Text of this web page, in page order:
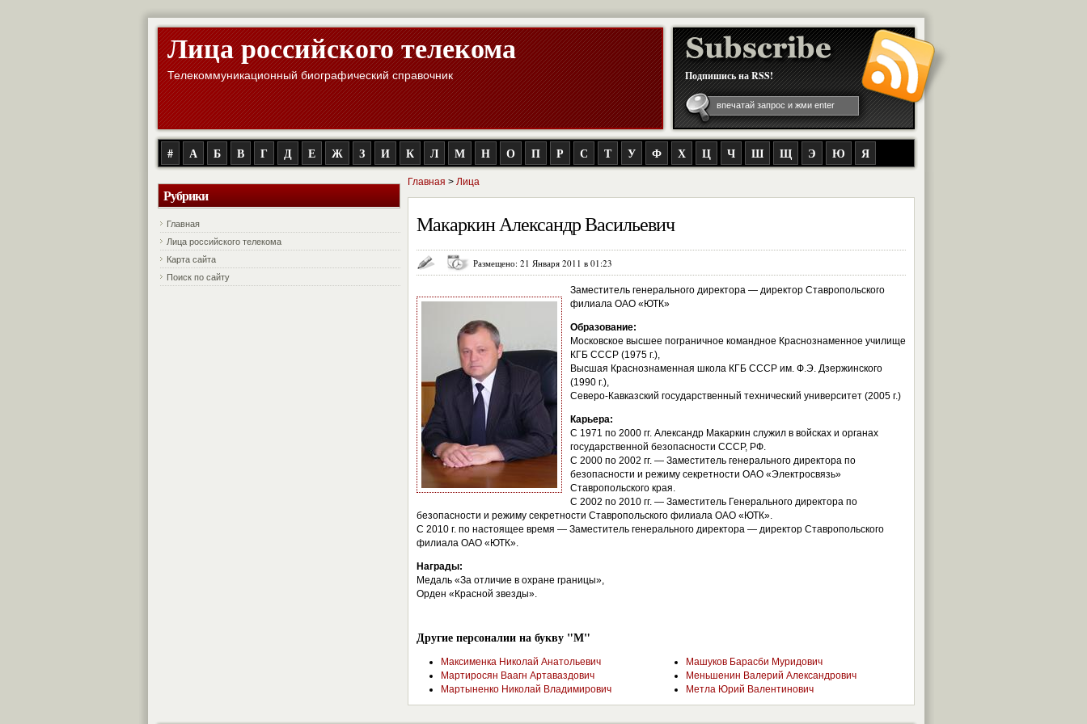
Лица российского телекома
Телекоммуникационный биографический справочник Подпишись на RSS!
# А Б В Г Д Е Ж З И К Л М Н О П Р С Т У Ф Х Ц Ч Ш Щ Э Ю Я
Рубрики
Главная
Лица российского телекома
Карта сайта
Поиск по сайту
Главная > Лица
Макаркин Александр Васильевич
Размещено: 21 Января 2011 в 01:23
Заместитель генерального директора — директор Ставропольского
филиала ОАО «ЮТК»
Образование:
Московское высшее пограничное командное Краснознаменное училище
КГБ СССР (1975 г.),
Высшая Краснознаменная школа КГБ СССР им. Ф.Э. Дзержинского
(1990 г.),
Северо-Кавказский государственный технический университет (2005 г.)
Карьера:
С 1971 по 2000 гг. Александр Макаркин служил в войсках и органах
государственной безопасности СССР, РФ.
С 2000 по 2002 гг. — Заместитель генерального директора по
безопасности и режиму секретности ОАО «Электросвязь»
Ставропольского края.
С 2002 по 2010 гг. — Заместитель Генерального директора по
безопасности и режиму секретности Ставропольского филиала ОАО «ЮТК».
С 2010 г. по настоящее время — Заместитель генерального директора — директор Ставропольского
филиала ОАО «ЮТК».
Награды:
Медаль «За отличие в охране границы»,
Орден «Красной звезды».
Другие персоналии на букву "М"
Максименка Николай Анатольевич
Мартиросян Ваагн Артаваздович
Мартыненко Николай Владимирович
Машуков Барасби Муридович
Меньшенин Валерий Александрович
Метла Юрий Валентинович